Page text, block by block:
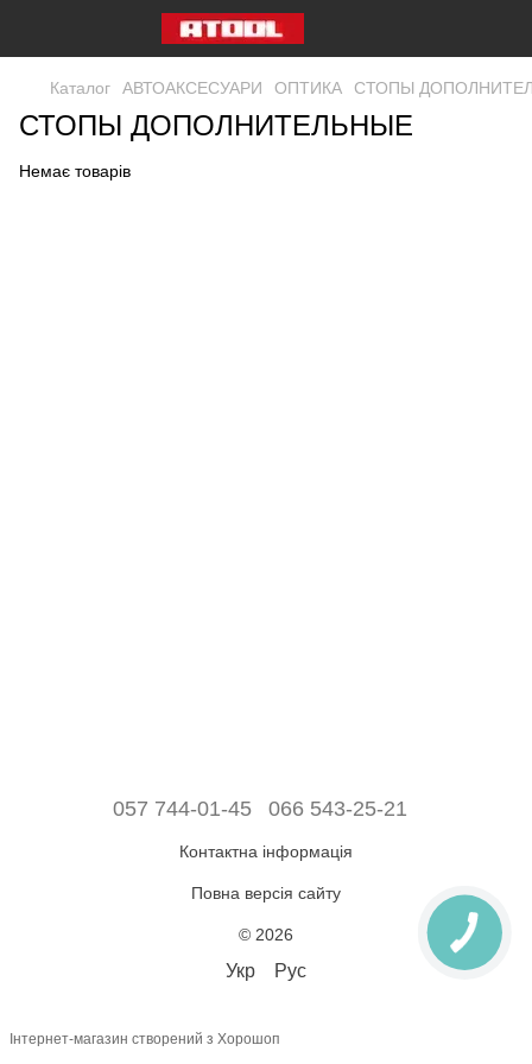
Каталог АВТОАКСЕСУАРИ ОПТИКА СТОПЫ
СТОПЫ ДОПОЛНИТЕЛЬНЫЕ
Немає товарів
057 744-01-45 066 543-25-21
Контактна інформація
Повна версія сайту
© 2026
Укр Рус
Інтернет-магазин створений з Хорошоп